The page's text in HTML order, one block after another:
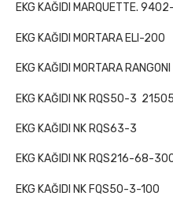
EKG KAĞIDI MARQUETTE.
EKG KAĞIDI MORTARA ELI-200
EKG KAĞIDI MORTARA
EKG KAĞIDI NK RQS50-3 21505
EKG KAĞIDI NK RQS63-3
EKG KAĞIDI NK RQS216-68-
EKG KAĞIDI NK FQS50-3-100